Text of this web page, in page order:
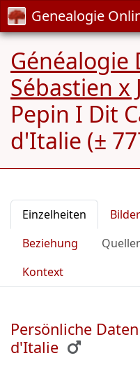
Genealogie
Généalogie
Sébastien x
Pepin I Dit
d'Italie (±
Einzelheiten Bilder
Beziehung
Kontext
Persönliche
d'Italie